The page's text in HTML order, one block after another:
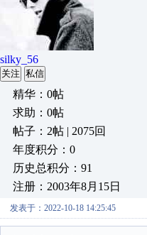
silky_56
关注 私信
精华：0帖
求助：0帖
帖子：2帖 | 2075回
年度积分：0
历史总积分：91
注册：2003年8月15日
发表于：2022-10-18 14:25:45